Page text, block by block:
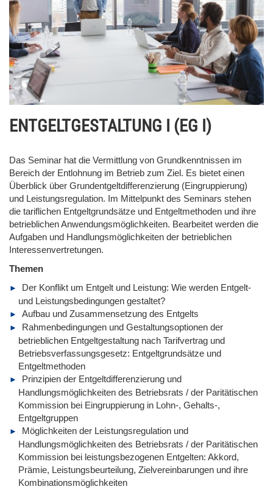
ENTGELTGESTALTUNG I (EG I)
Das Seminar hat die Vermittlung von Grundkenntnissen im
Bereich der Entlohnung im Betrieb zum Ziel. Es bietet einen
Überblick über Grundentgeltdifferenzierung (Eingruppierung)
und Leistungsregulation. Im Mittelpunkt des Seminars stehen
die tariflichen Entgeltgrundsätze und Entgeltmethoden und ihre
betrieblichen Anwendungsmöglichkeiten. Bearbeitet werden die
Aufgaben und Handlungsmöglichkeiten der betrieblichen
Interessenvertretungen.
Themen
Der Konflikt um Entgelt und Leistung: Wie werden Entgelt-
und Leistungsbedingungen gestaltet?
Aufbau und Zusammensetzung des Entgelts
Rahmenbedingungen und Gestaltungsoptionen der
betrieblichen Entgeltgestaltung nach Tarifvertrag und
Betriebsverfassungsgesetz: Entgeltgrundsätze und
Entgeltmethoden
Prinzipien der Entgeltdifferenzierung und
Handlungsmöglichkeiten des Betriebsrats / der Paritätischen
Kommission bei Eingruppierung in Lohn-, Gehalts-,
Entgeltgruppen
Möglichkeiten der Leistungsregulation und
Handlungsmöglichkeiten des Betriebsrats / der Paritätischen
Kommission bei leistungsbezogenen Entgelten: Akkord,
Prämie, Leistungsbeurteilung, Zielvereinbarungen und ihre
Kombinationsmöglichkeiten